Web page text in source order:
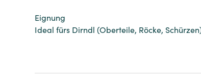
Eignung
Ideal fürs Dirndl (Oberteile, Röcke,